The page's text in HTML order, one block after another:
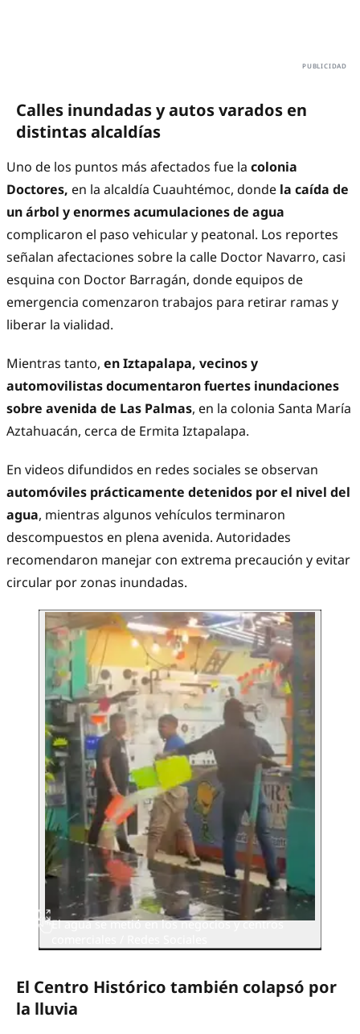
Calles inundadas y autos varados en
distintas alcaldías
Uno de los puntos más afectados fue la colonia
Doctores, en la alcaldía Cuauhtémoc, donde la caída de
un árbol y enormes acumulaciones de agua
complicaron el paso vehicular y peatonal. Los reportes
señalan afectaciones sobre la calle Doctor Navarro, casi
esquina con Doctor Barragán, donde equipos de
emergencia comenzaron trabajos para retirar ramas y
liberar la vialidad.
Mientras tanto, en Iztapalapa, vecinos y
automovilistas documentaron fuertes inundaciones
sobre avenida de Las Palmas, en la colonia Santa María
Aztahuacán, cerca de Ermita Iztapalapa.
En videos difundidos en redes sociales se observan
automóviles prácticamente detenidos por el nivel del
agua, mientras algunos vehículos terminaron
descompuestos en plena avenida. Autoridades
recomendaron manejar con extrema precaución y evitar
circular por zonas inundadas.
El agua se metió en los negocios y centros
El Centro Histórico también colapsó por
la lluvia